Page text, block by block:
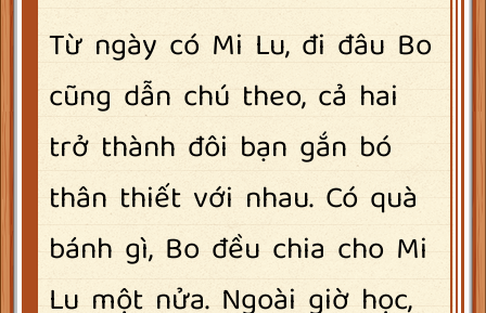
Từ ngày có Mi Lu, đi đâu Bo
cũng dẫn chú theo, cả hai
trở thành đôi bạn gắn bó
thân thiết với nhau. Có quà
bánh gì, Bo đều chia cho Mi
Lu một nửa. Ngoài giờ học,